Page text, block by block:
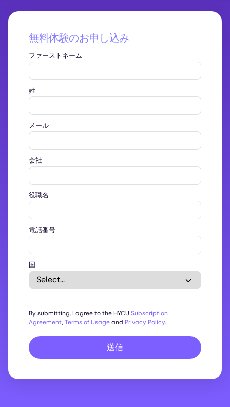
無料体験のお申し込み
ファーストネーム
姓
メール
会社
役職名
電話番号
国
By submitting, I agree to the HYCU Subscription
Agreement,Terms of Usageand Privacy Policy.
送信